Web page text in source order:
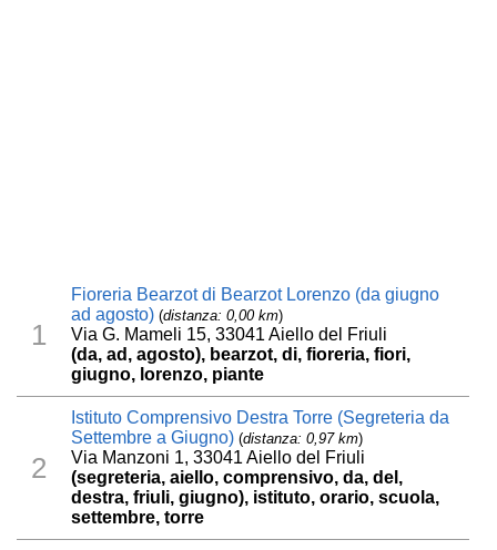
1
Fioreria Bearzot di Bearzot Lorenzo (da giugno
ad agosto) (distanza: 0,00 km)
Via G. Mameli 15, 33041 Aiello del Friuli
(da, ad, agosto), bearzot, di, fioreria, fiori,
giugno, lorenzo, piante
2
Istituto Comprensivo Destra Torre (Segreteria da
Settembre a Giugno) (distanza: 0,97 km)
Via Manzoni 1, 33041 Aiello del Friuli
(segreteria, aiello, comprensivo, da, del,
destra, friuli, giugno), istituto, orario, scuola,
settembre, torre